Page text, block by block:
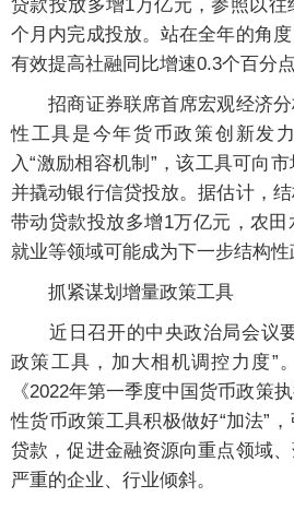
贷款投放多增1万亿元，参照以
个月内完成投放。站在全年的角
有效提高社融同比增速0.3个百分点
招商证券联席首席宏观经济分
性工具是今年货币政策创新发
入“激励相容机制”，该工具可向
并撬动银行信贷投放。据估计，
带动贷款投放多增1万亿元，农
就业等领域可能成为下一步结构性
抓紧谋划增量政策工具
近日召开的中央政治局会议要
政策工具，加大相机调控力度”
《2022年第一季度中国货币政策
性货币政策工具积极做好“加法”
贷款，促进金融资源向重点领域
严重的企业、行业倾斜。